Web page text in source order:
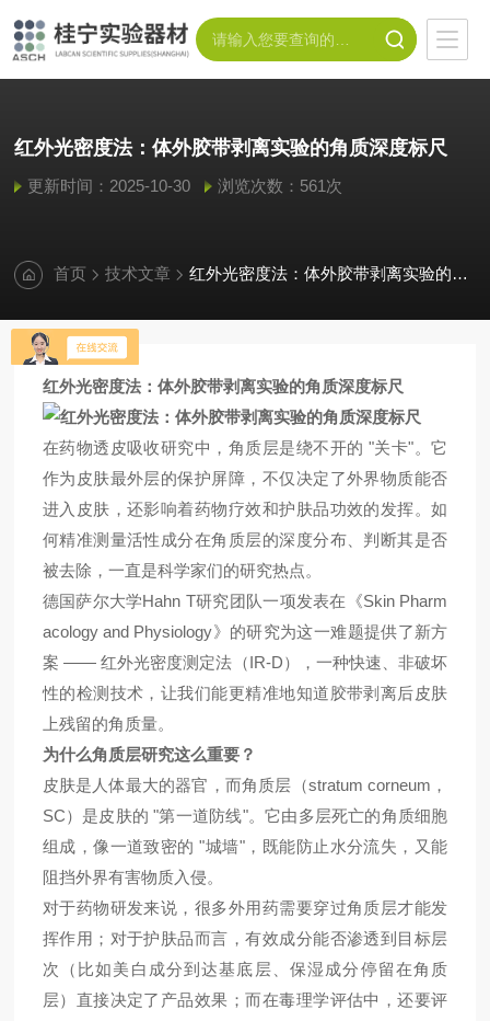
红外光密度法：体外胶带剥离实验的角质深度标尺
更新时间：2025-10-30 浏览次数：561次
首页 技术文章 红外光密度法：体外胶带剥离实验的角质深度标尺
红外光密度法： 体外胶带剥离实验的角质深度标尺
在药物透皮吸收研究中，角质层是绕不开的 "关卡"。它
作为皮肤最外层的保护屏障，不仅决定了外界物质能否
进入皮肤，还影响着药物疗效和护肤品功效的发挥。如
何精准测量活性成分在角质层的深度分布、判断其是否
被去除，一直是科学家们的研究热点。
德国萨尔大学Hahn T研究团队一项发表在《Skin Pharm
acology and Physiology》的研究为这一难题提供了新方
案 —— 红外光密度测定法（IR-D），一种快速、非破坏
性的检测技术，让我们能更精准地知道胶带剥离后皮肤
上残留的角质量。
为什么角质层研究这么重要？
皮肤是人体最大的器官，而角质层（stratum corneum ，
SC）是皮肤的"第一道防线"。它由多层死亡的角质细胞
组成，像一道致密的"城墙"，既能防止水分流失，又能
阻挡外界有害物质入侵。
对于药物研发来说，很多外用药需要穿过角质层才能发
挥作用；对于护肤品而言 ，有效成分能否渗透到目标层
次（比如美白成分到达基底层、保湿成分停留在角质
层）直接决定了产品效果； 而在毒理学评估中，还要评